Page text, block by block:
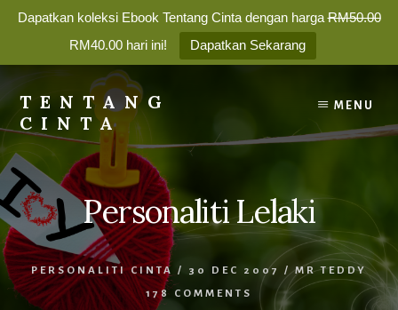
Dapatkan koleksi Ebook Tentang Cinta dengan hargaRM50.00
RM40.00 hari ini!
Dapatkan Sekarang
Skip
content
TENTANG
CINTA
Membina
Percintaan
yang
Bahagia
Selamanya
MENU
Personaliti Lelaki
PERSONALITI CINTA / 30 DEC 2007 /MR TEDDY
178 COMMENTS
Nak bina perhubungan yang
bahagia?
Langgan newsletter kami dan dapatkan
Berpasangan hariini.
Nama Panggilan: